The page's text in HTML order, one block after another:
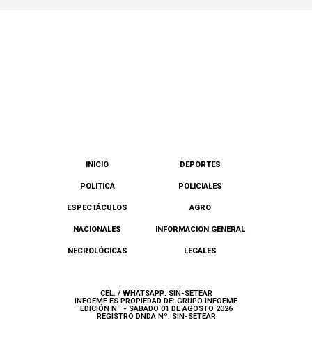
INICIO DEPORTES
POLÍTICA POLICIALES
ESPECTÁCULOS AGRO
NACIONALES INFORMACION GENERAL
NECROLÓGICAS LEGALES
CEL. / WHATSAPP: SIN-SETEAR
INFOEME ES PROPIEDAD DE: GRUPO INFOEME
EDICIÓN Nº - SABADO 01 DE AGOSTO 2026
REGISTRO DNDA Nº: SIN-SETEAR